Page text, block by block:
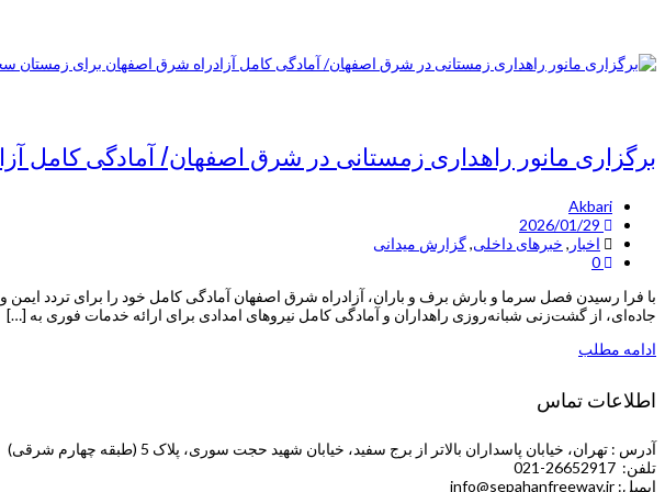
برگزاری مانور راهداری زمستانی در شرق اصفهان/ آمادگی
Akbari
اخبار , خبرهای داخلی,گزارش میدانی
با فرا رسیدن فصل سرما و بارش برف و باران، آزادراه شرق اصفهان آمادگی کامل خود را برای تردد ایمن
جاده‌ای، از گشت‌زنی شبانه‌روزی راهداران و آمادگی کامل نیروهای امدادی برای ارائه خدمات فوری به […]
ادامه مطلب
اطلاعات تماس
آدرس : تهران، خیابان پاسداران بالاتر از برج سفید، خیابان شهید حجت سوری، پلاک 5 (طبقه چهارم شرقی)
تلفن: 26652917-021
ایمیل: info@sepahanfreeway.ir